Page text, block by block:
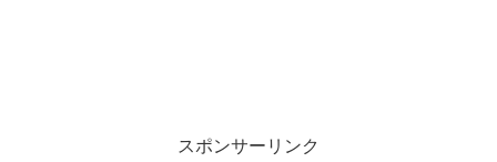
スポンサーリンク